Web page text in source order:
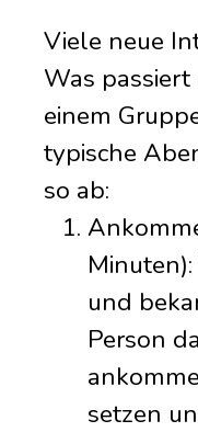
Viele neue
Was
einem
typische
so ab:
und
Person
setzen